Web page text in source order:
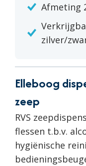
Afmeting
zilver/
Elleboog
zeep
RVS
flessen t.b.v.
hygiënische